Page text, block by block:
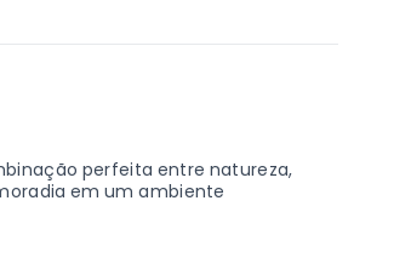
perfeita entre natureza,
em um ambiente